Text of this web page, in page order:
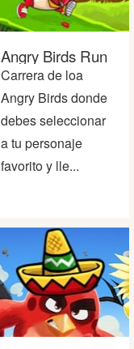
Angry Birds Run
Carrera de loa
Angry Birds donde
debes seleccionar
a tu personaje
favorito y lle...